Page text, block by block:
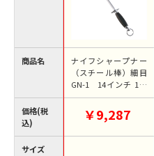
商品名
価格(税
込)
サイズ
ナイフシャープナー
（スチール棒）細目
GN-1 14インチ 1箱
（ご注文単位1箱）
【直送品】
￥9,287